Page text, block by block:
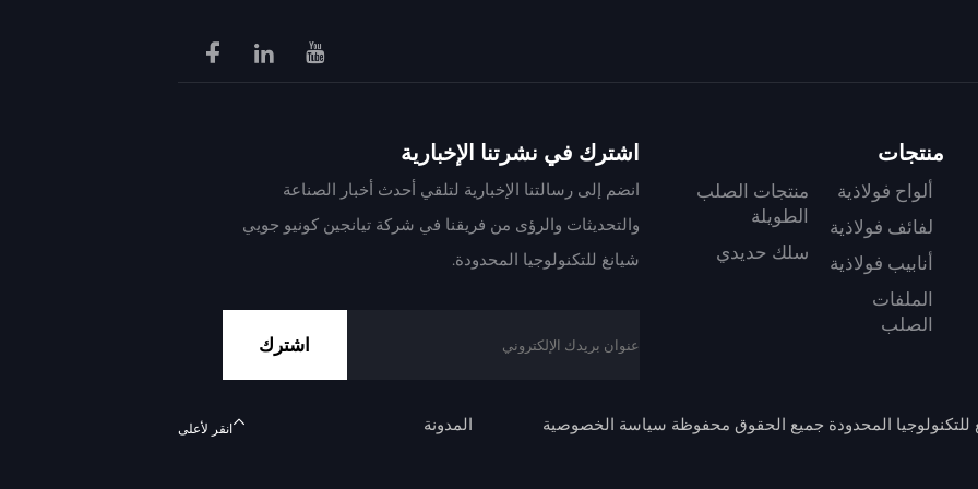
منتجات
ألواح فولاذية
لفائف فولاذية
أنابيب فولاذية
الملفات
الصلب
منتجات الصلب
الطويلة
سلك حديدي
اشترك في نشرتنا الإخبارية
انضم إلى رسالتنا الإخبارية لتلقي أحدث أخبار الصناعة
والتحديثات والرؤى من فريقنا في شركة تيانجين كونيو جويي
شيانغ للتكنولوجيا المحدودة.
اشترك
المحدودة جميع الحقوق محفوظة سياسة الخصوصية المدونة انقر لأعلى